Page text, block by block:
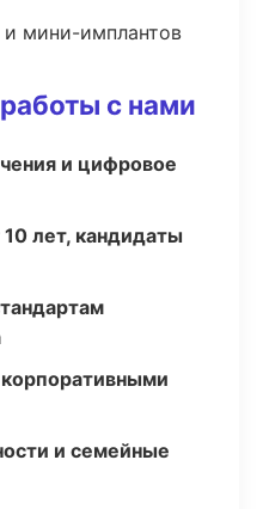
и мини-имплантов
с нами
и цифровое
лет, кандидаты
и семейные